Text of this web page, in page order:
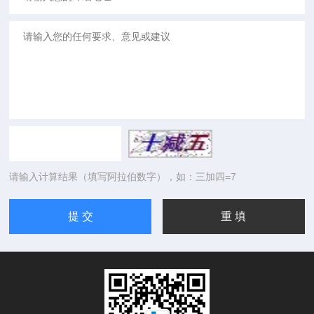
请输入计算结果（填写阿拉伯数字），如：三加四=7